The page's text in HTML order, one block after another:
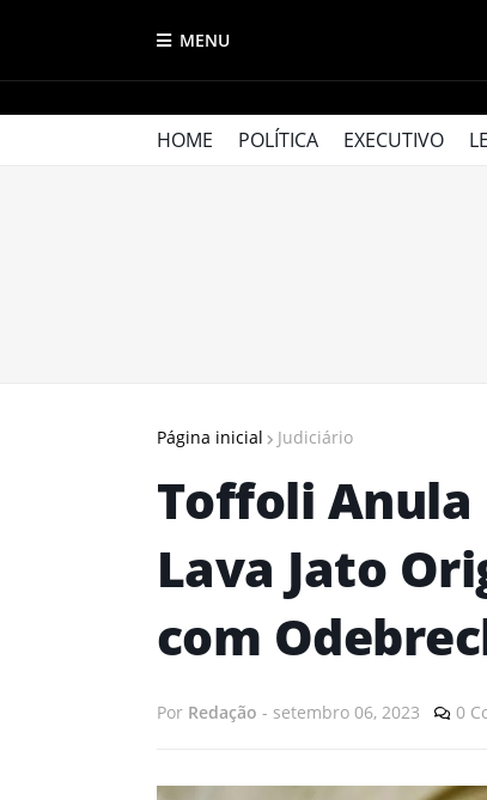
MENU
HOME POLÍTICA EXECUTIVO
Página inicial Judiciário
Toffoli Anula
Lava Jato
com
Por Redação - setembro 06, 2023 0